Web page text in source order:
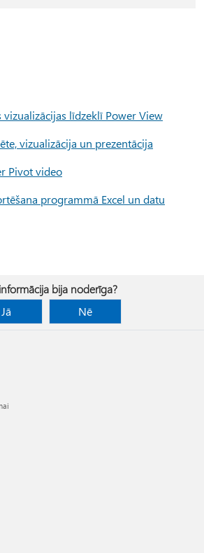
līdzeklī Power View
vizualizācija un prezentācija
Pivot video
programmā Excel un datu
bija noderīga?
Jā
Nē